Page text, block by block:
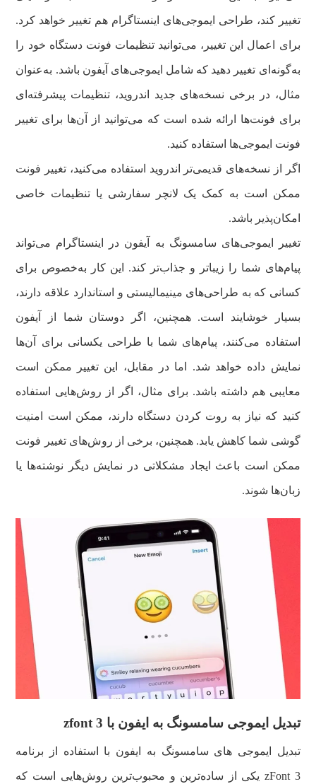
تغییر کند، طراحی ایموجی‌های اینستاگرام هم تغییر خواهد کرد.
برای اعمال این تغییر، می‌توانید تنظیمات فونت دستگاه خود را
به‌گونه‌ای تغییر دهید که شامل ایموجی‌های آیفون باشد. به‌عنوان
مثال، در برخی نسخه‌های جدید اندروید، تنظیمات پیشرفته‌ای
برای فونت‌ها ارائه شده است که می‌توانید از آن‌ها برای تغییر
فونت ایموجی‌ها استفاده کنید.
اگر از نسخه‌های قدیمی‌تر اندروید استفاده می‌کنید، تغییر فونت
ممکن است به کمک یک لانچر سفارشی یا تنظیمات خاصی
امکان‌پذیر باشد.
تغییر ایموجی‌های سامسونگ به آیفون در اینستاگرام می‌تواند
پیام‌های شما را زیباتر و جذاب‌تر کند. این کار به‌خصوص برای
کسانی که به طراحی‌های مینیمالیستی و استاندارد علاقه دارند،
بسیار خوشایند است. همچنین، اگر دوستان شما از آیفون
استفاده می‌کنند، پیام‌های شما با طراحی یکسانی برای آن‌ها
نمایش داده خواهد شد. اما در مقابل، این تغییر ممکن است
معایبی هم داشته باشد. برای مثال، اگر از روش‌هایی استفاده
کنید که نیاز به روت کردن دستگاه دارند، ممکن است امنیت
گوشی شما کاهش یابد. همچنین، برخی از روش‌های تغییر فونت
ممکن است باعث ایجاد مشکلاتی در نمایش دیگر نوشته‌ها یا
زبان‌ها شوند.
تبدیل ایموجی سامسونگ به ایفون با zfont 3
تبدیل ایموجی های سامسونگ به ایفون با استفاده از برنامه
zFont 3 یکی از ساده‌ترین و محبوب‌ترین روش‌هایی است که